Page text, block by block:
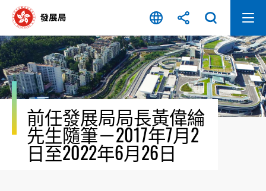
容
開
始
前任發展局局長黃偉綸
先生隨筆－2017年7月2
日至2022年6月26日